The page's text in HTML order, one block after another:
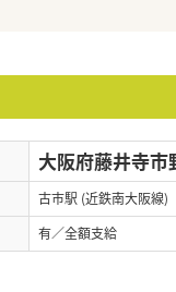
大阪府藤井寺
古市駅 (近鉄南大阪線)
有／全額支給